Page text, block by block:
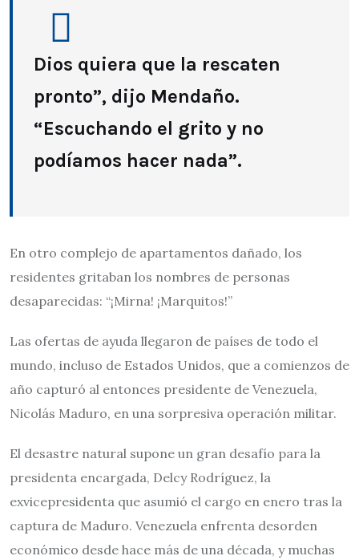
Dios quiera que la rescaten
pronto”, dijo Mendaño.
“Escuchando el grito y no
podíamos hacer nada”.
En otro complejo de apartamentos dañado, los
residentes gritaban los nombres de personas
desaparecidas: “¡Mirna! ¡Marquitos!”
Las ofertas de ayuda llegaron de países de todo el
mundo, incluso de Estados Unidos, que a comienzos de
año capturó al entonces presidente de Venezuela,
Nicolás Maduro, en una sorpresiva operación militar.
El desastre natural supone un gran desafío para la
presidenta encargada, Delcy Rodríguez, la
exvicepresidenta que asumió el cargo en enero tras la
captura de Maduro. Venezuela enfrenta desorden
económico desde hace más de una década, y muchas